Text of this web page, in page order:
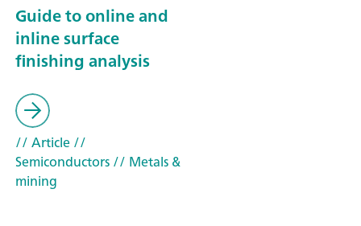
Guide to online and
inline surface
finishing analysis
// Article//
Semiconductors// Metals &
mining